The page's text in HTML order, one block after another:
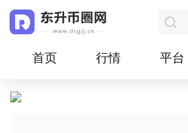
首页 行情 平台